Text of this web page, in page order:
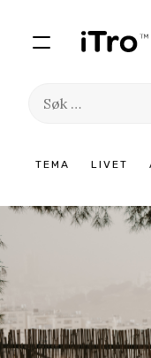
TEMA LIVET
Søk
innhold